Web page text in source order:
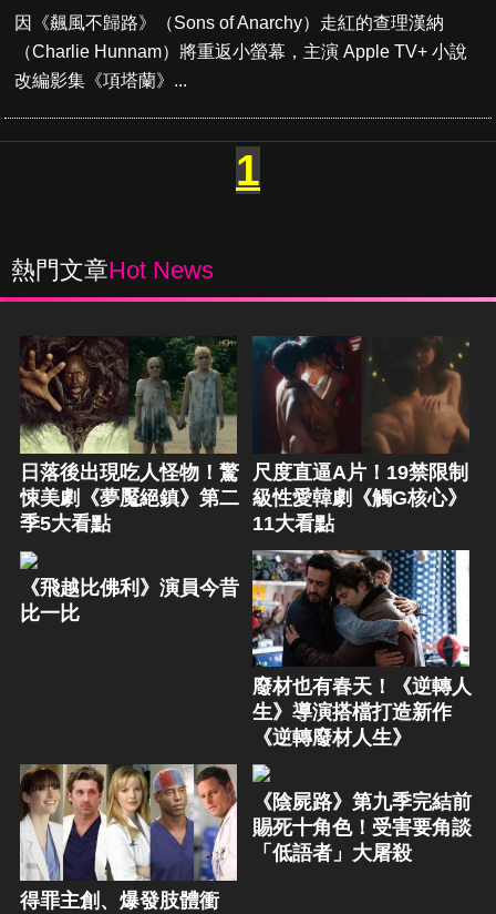
因《飆風不歸路》（Sons of Anarchy）走紅的查理漢納
（Charlie Hunnam）將重返小螢幕，主演 Apple TV+ 小說
改編影集《項塔蘭》...
1
熱門文章Hot News
日落後出現吃人怪物！驚
悚美劇《夢魘絕鎮》第二
季5大看點
尺度直逼A片！19禁限制
級性愛韓劇《觸G核心》
11大看點
《飛越比佛利》演員今昔
比一比
廢材也有春天！《逆轉人
生》導演搭檔打造新作
《逆轉廢材人生》
得罪主創、爆發肢體衝
《陰屍路》第九季完結前
賜死十角色！受害要角談
「低語者」大屠殺